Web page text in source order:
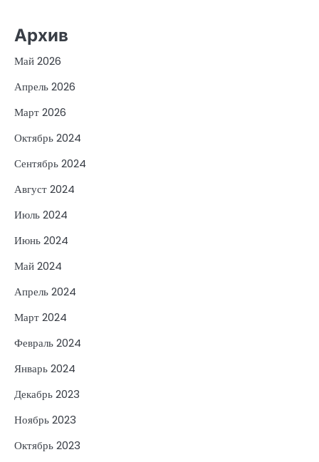
Архив
Май 2026
Апрель 2026
Март 2026
Октябрь 2024
Сентябрь 2024
Август 2024
Июль 2024
Июнь 2024
Май 2024
Апрель 2024
Март 2024
Февраль 2024
Январь 2024
Декабрь 2023
Ноябрь 2023
Октябрь 2023